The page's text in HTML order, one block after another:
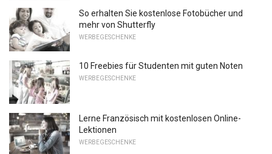
So erhalten Sie kostenlose Fotobücher und
mehr von Shutterfly
WERBEGESCHENKE
10 Freebies für Studenten mit guten Noten
WERBEGESCHENKE
Lerne Französisch mit kostenlosen Online-
Lektionen
WERBEGESCHENKE